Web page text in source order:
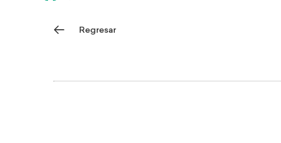
Regresar